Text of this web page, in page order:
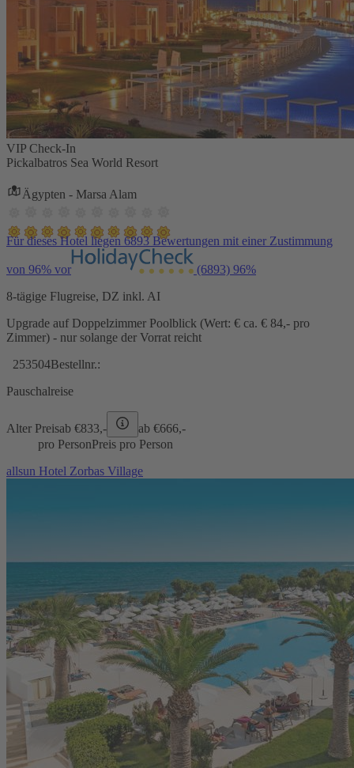
VIP Check-In
Pickalbatros Sea World Resort
Ägypten - Marsa Alam
Für dieses Hotel liegen 6893 Bewertungen mit einer Zustimmung
von 96% vor (6893) 96%
8-tägige Flugreise, DZ inkl. AI
Upgrade auf Doppelzimmer Poolblick (Wert: € ca. € 84,- pro
Zimmer) - nur solange der Vorrat reicht
253504Bestellnr.:
Pauschalreise
Alter Preisab €833,- ab €666,-
pro PersonPreis pro Person
allsun Hotel Zorbas Village